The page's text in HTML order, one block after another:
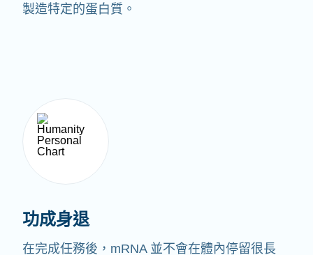
製造特定的蛋白質。
功成身退
在完成任務後，mRNA 並不會在體內停留很長